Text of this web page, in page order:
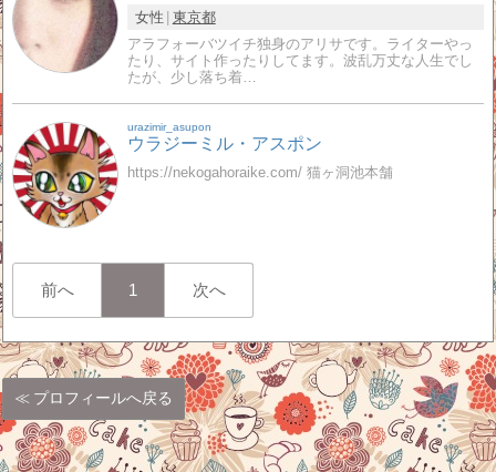
女性 東京都
アラフォーバツイチ独身のアリサです。ライターやっ
たり、サイト作ったりしてます。波乱万丈な人生でし
たが、少し落ち着…
urazimir_asupon
ウラジーミル・アスポン
https://nekogahoraike.com/ 猫ヶ洞池本舗
前へ 1 次へ
プロフィールへ戻る